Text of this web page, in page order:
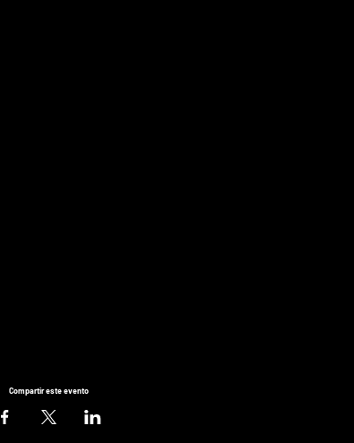
Compartir este evento